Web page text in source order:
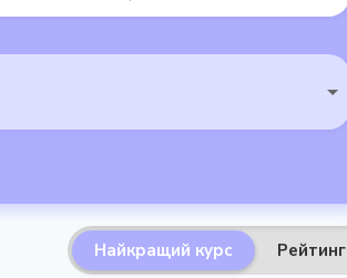
Найкращий курс Рейтинг